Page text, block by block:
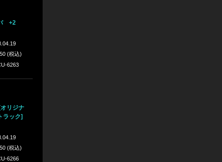
+2
(税込)
6263
リジナ
ラック]
(税込)
6266